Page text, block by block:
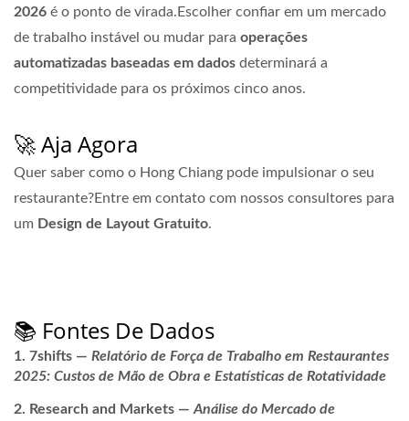
2026 é o ponto de virada.Escolher confiar em um mercado
de trabalho instável ou mudar para operações
automatizadas baseadas em dados determinará a
competitividade para os próximos cinco anos.
🚀 Aja Agora
Quer saber como o Hong Chiang pode impulsionar o seu
restaurante?Entre em contato com nossos consultores para
um Design de Layout Gratuito.
📚 Fontes De Dados
7shifts — Relatório de Força de Trabalho em Restaurantes
2025: Custos de Mão de Obra e Estatísticas de Rotatividade
Research and Markets — Análise do Mercado de